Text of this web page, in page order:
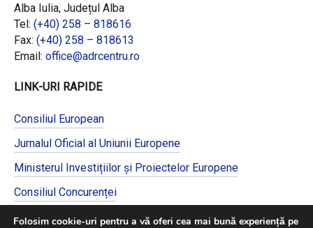
Alba Iulia, Județul Alba
Tel: (+40) 258 – 818616
Fax: (+40) 258 – 818613
Email: office@adrcentru.ro
LINK-URI RAPIDE
Consiliul European
Jurnalul Oficial al Uniunii Europene
Ministerul Investițiilor și Proiectelor Europene
Consiliul Concurenței
Folosim cookie-uri pentru a vă oferi cea mai bună experiență pe